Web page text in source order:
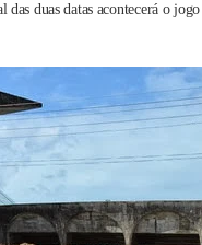
duas datas acontecerá o jogo